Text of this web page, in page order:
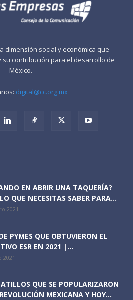
dimensión social y económica que
su contribución para el desarrollo de
México.
digital@cc.org.mx
EN ABRIR UNA TAQUERÍA?
QUE NECESITAS SABER PARA...
2021
PYMES QUE OBTUVIERON EL
ESR EN 2021 |...
2021
QUE SE POPULARIZARON
MEXICANA Y HOY...